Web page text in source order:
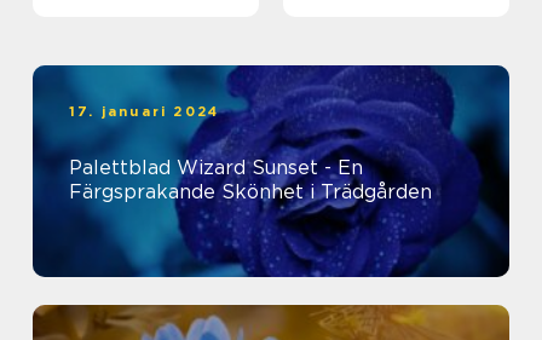
17. januari 2024
Palettblad Wizard Sunset - En
Färgsprakande Skönhet i Trädgården